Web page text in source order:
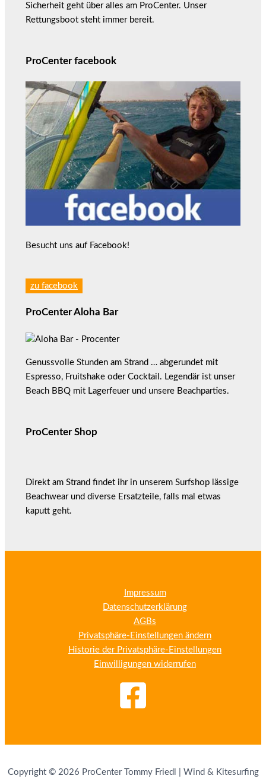
Sicherheit geht über alles am ProCenter. Unser
Rettungsboot steht immer bereit.
ProCenter facebook
Besucht uns auf Facebook!
zu facebook
ProCenter Aloha Bar
Genussvolle Stunden am Strand … abgerundet mit
Espresso, Fruitshake oder Cocktail. Legendär ist unser
Beach BBQ mit Lagerfeuer und unsere Beachparties.
ProCenter Shop
Direkt am Strand findet ihr in unserem Surfshop lässige
Beachwear und diverse Ersatzteile, falls mal etwas
kaputt geht.
Impressum
Datenschutzerklärung
AGBs
Privatsphäre-Einstellungen ändern
Historie der Privatsphäre-Einstellungen
Einwilligungen widerrufen
Copyright © 2026 ProCenter Tommy Friedl | Wind & Kitesurfing